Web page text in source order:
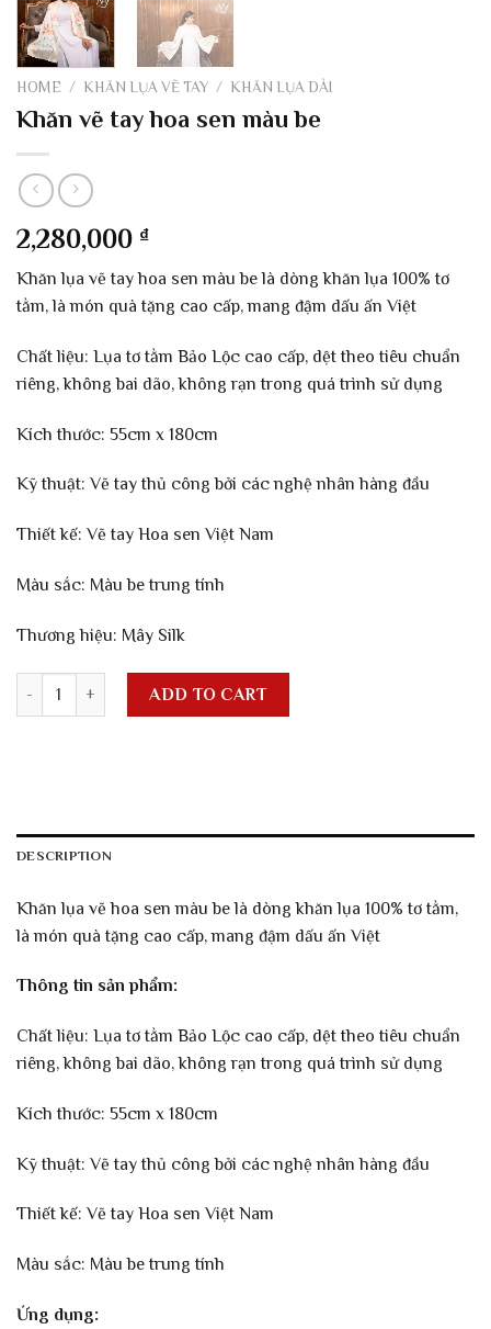
HOME / KHĂN LỤA VẼ TAY / KHĂN LỤA DÀI
Khăn vẽ tay hoa sen màu be
2,280,000 ₫
Khăn lụa vẽ tay hoa sen màu be là dòng khăn lụa 100% tơ
tằm, là món quà tặng cao cấp, mang đậm dấu ấn Việt
Chất liệu: Lụa tơ tằm Bảo Lộc cao cấp, dệt theo tiêu chuẩn
riêng, không bai dão, không rạn trong quá trình sử dụng
Kích thước: 55cm x 180cm
Kỹ thuật: Vẽ tay thủ công bởi các nghệ nhân hàng đầu
Thiết kế: Vẽ tay Hoa sen Việt Nam
Màu sắc: Màu be trung tính
Thương hiệu: Mây Silk
Khăn vẽ tay hoa sen màu be quantity
ADD TO CART
DESCRIPTION
Khăn lụa vẽ hoa sen màu be là dòng khăn lụa 100% tơ tằm,
là món quà tặng cao cấp, mang đậm dấu ấn Việt
Thông tin sản phẩm:
Chất liệu: Lụa tơ tằm Bảo Lộc cao cấp, dệt theo tiêu chuẩn
riêng, không bai dão, không rạn trong quá trình sử dụng
Kích thước: 55cm x 180cm
Kỹ thuật: Vẽ tay thủ công bởi các nghệ nhân hàng đầu
Thiết kế: Vẽ tay Hoa sen Việt Nam
Màu sắc: Màu be trung tính
Ứng dụng: